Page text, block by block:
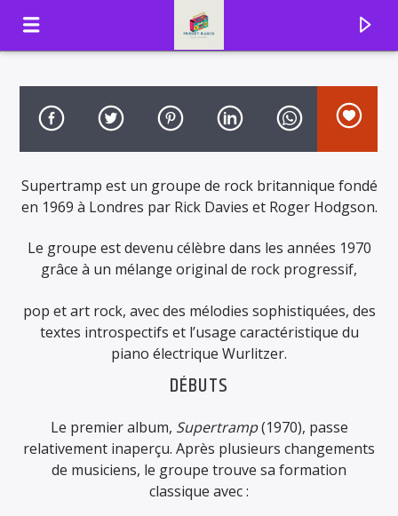
FRENZYRADIO
ARTISTE
Supertramp est un groupe de rock britannique fondé
en 1969 à Londres par Rick Davies et Roger Hodgson.
Le groupe est devenu célèbre dans les années 1970
grâce à un mélange original de rock progressif,
pop et art rock, avec des mélodies sophistiquées, des
textes introspectifs et l’usage caractéristique du
piano électrique Wurlitzer.
DÉBUTS
Le premier album, Supertramp(1970), passe
relativement inaperçu. Après plusieurs changements
de musiciens, le groupe trouve sa formation
classique avec :